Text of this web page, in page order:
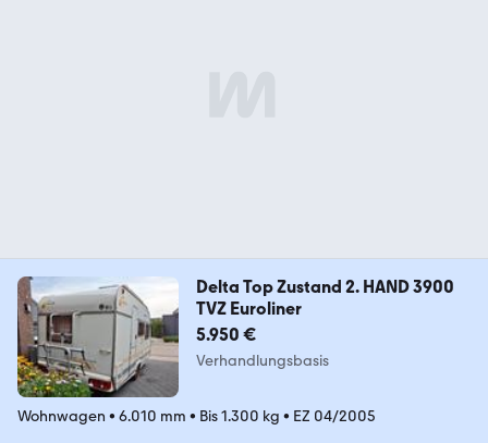
Delta Top Zustand 2. HAND 3900
TVZ Euroliner
5.950 €
Verhandlungsbasis
Wohnwagen • 6.010 mm • Bis 1.300 kg • EZ 04/2005